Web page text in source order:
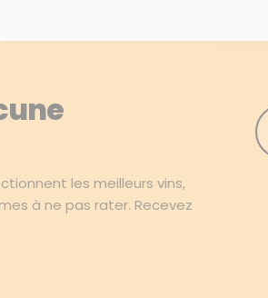
les meilleurs vins,
à ne pas rater. Recevez